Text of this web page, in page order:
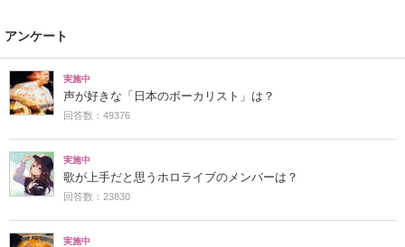
アンケート
実施中
声が好きな「日本のボーカリスト」は？
回答数：49376
実施中
歌が上手だと思うホロライブのメンバーは？
回答数：23830
実施中